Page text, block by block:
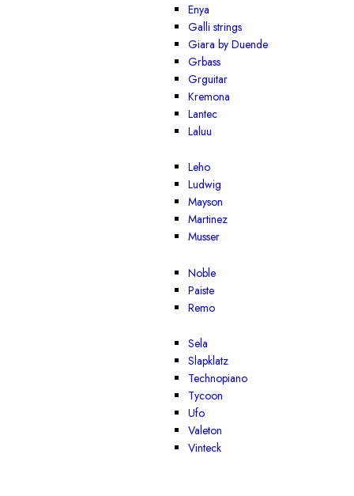
Enya
Galli strings
Giara by Duende
Grbass
Grguitar
Kremona
Lantec
Laluu
Leho
Ludwig
Mayson
Martinez
Musser
Noble
Paiste
Remo
Sela
Slapklatz
Technopiano
Tycoon
Ufo
Valeton
Vinteck